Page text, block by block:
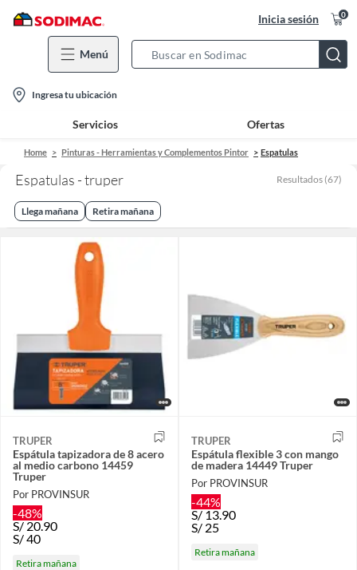
Inicia sesión 0
Menú
Bar
location-
icon
Ingresa tu ubicación
Servicios Ofertas
Home Pinturas - Herramientas y Complementos Pintor Espatulas
Espatulas - truper Resultados (67)
Llega mañana Retira mañana
TRUPER
Espátula tapizadora de 8 acero
al medio carbono 14459
Truper
Por PROVINSUR
-48%
S/20.90
S/40
Retira mañana
TRUPER
Espátula flexible 3 con mango
de madera 14449 Truper
Por PROVINSUR
-44%
S/13.90
S/ 25
Retira mañana